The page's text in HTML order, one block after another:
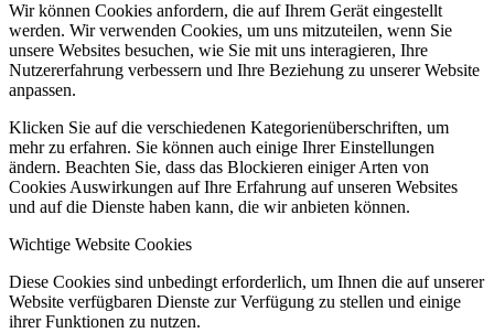
Wir können Cookies anfordern, die auf Ihrem Gerät eingestellt
werden. Wir verwenden Cookies, um uns mitzuteilen, wenn Sie
unsere Websites besuchen, wie Sie mit uns interagieren, Ihre
Nutzererfahrung verbessern und Ihre Beziehung zu unserer Website
anpassen.
Klicken Sie auf die verschiedenen Kategorienüberschriften, um
mehr zu erfahren. Sie können auch einige Ihrer Einstellungen
ändern. Beachten Sie, dass das Blockieren einiger Arten von
Cookies Auswirkungen auf Ihre Erfahrung auf unseren Websites
und auf die Dienste haben kann, die wir anbieten können.
Wichtige Website Cookies
Diese Cookies sind unbedingt erforderlich, um Ihnen die auf unserer
Website verfügbaren Dienste zur Verfügung zu stellen und einige
ihrer Funktionen zu nutzen.